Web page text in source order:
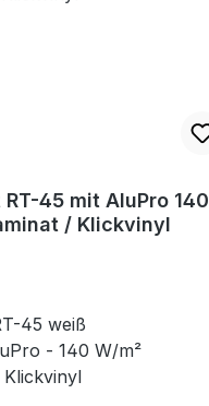
45 mit AluPro 140
/ Klickvinyl
45 weiß
- 140 W/m²